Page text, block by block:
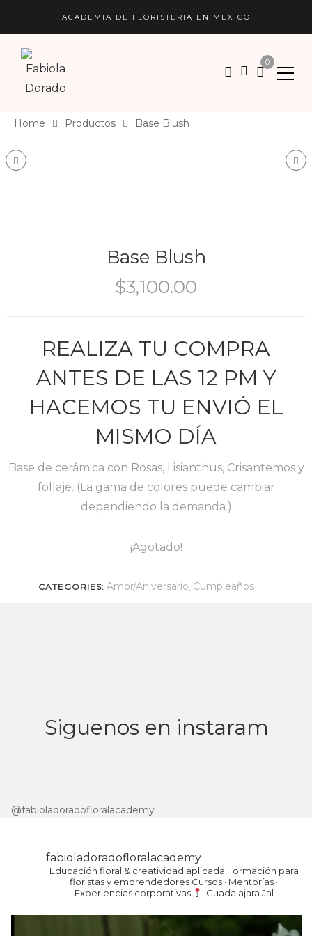
ACADEMIA DE FLORISTERIA EN MEXICO
0
Home Productos Base Blush
Product navigation
Box Candy
Base Blush
$3,100.00
REALIZA TU COMPRA
ANTES DE LAS 12 PM Y
HACEMOS TU ENVIÓ EL
MISMO DÍA
Base de cerámica con Rosas, Lisianthus, Crisantemos y
follaje. (La gama de colores puede cambiar
dependiendo la demanda.)
¡Agotado!
CATEGORIES: Amor/Aniversario, Cumpleaños
Siguenos en instaram
@fabioladoradofloralacademy
fabioladoradofloralacademy
Educación floral & creatividad aplicada Formación para
floristas y emprendedores Cursos · Mentorías ·
Experiencias corporativas
Guadalajara Jal